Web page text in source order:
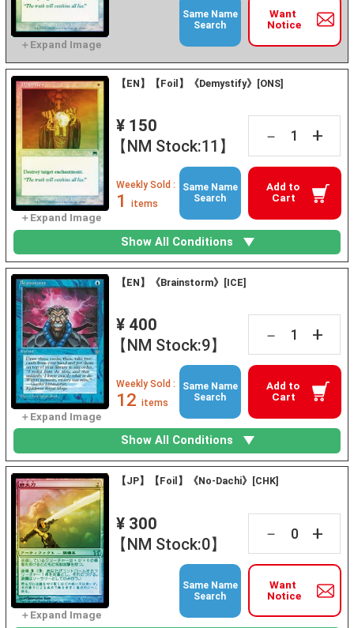
Want
Notice
Same Name
Search
【EN】【Foil】《Demystify》[ONS]
¥ 150
【NM Stock:11】
－ +
Add to
Cart
Weekly Sold :
1 items
Same Name
Search
Show All Conditions
【EN】《Brainstorm》[ICE]
¥ 400
【NM Stock:9】
－ +
Add to
Cart
Weekly Sold :
12 items
Same Name
Search
Show All Conditions
【JP】【Foil】《No-Dachi》[CHK]
¥ 300
【NM Stock:0】
－ +
Want
Notice
Same Name
Search